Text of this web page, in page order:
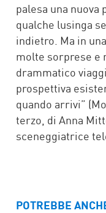
palesa una
qualche lusinga
indietro. Ma in
molte sorprese e
drammatico
prospettiva
quando arrivi”
terzo, di Anna
sceneggiatrice
POTREBBE